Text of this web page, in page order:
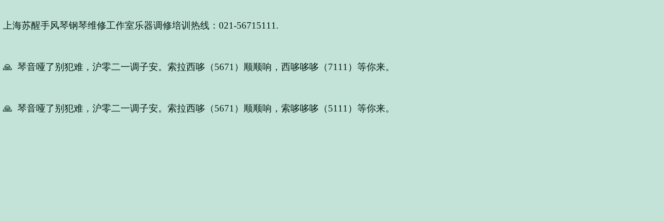
上海苏醒手风琴钢琴维修工作室乐器调修培训热线：021-56715111.
🙏 琴音哑了别犯难，沪零二一调子安。索拉西哆（5671）顺顺响，西哆哆哆（7111）等你来。
🙏 琴音哑了别犯难，沪零二一调子安。索拉西哆（5671）顺顺响，索哆哆哆（5111）等你来。